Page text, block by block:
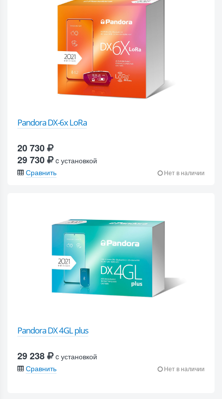
Pandora DX-6x LoRa
20 730
29 730
c установкой
Сравнить
Нет в наличии
Pandora DX 4GL plus
29 238
c установкой
Сравнить
Нет в наличии